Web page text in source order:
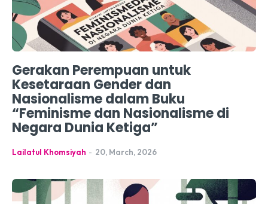
Gerakan Perempuan untuk
Kesetaraan Gender dan
Nasionalisme dalam Buku
“Feminisme dan Nasionalisme di
Negara Dunia Ketiga”
Lailatul Khomsiyah - 20, March, 2026